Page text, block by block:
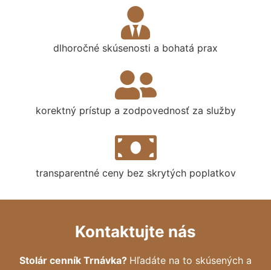
dlhoročné skúsenosti a bohatá prax
korektný prístup a zodpovednosť za služby
transparentné ceny bez skrytých poplatkov
Kontaktujte nás
Stolár cenník Trnávka? Hľadáte na to skúsených a